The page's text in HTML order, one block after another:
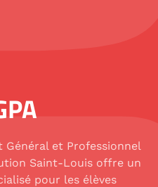
Général et Professionnel
Saint-Louis offre un
pour les élèves